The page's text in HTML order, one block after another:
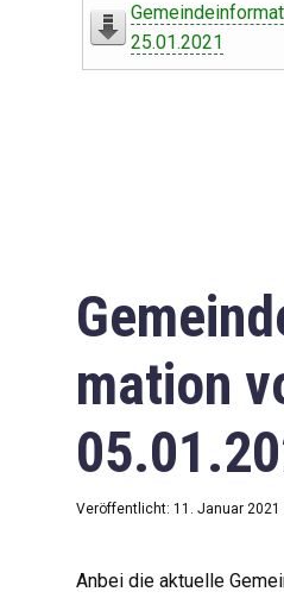
25.01.2021
mation
Veröffentlicht: 11. Januar 2021
Anbei die aktuelle